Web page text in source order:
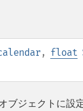
, float
ジェクトに設